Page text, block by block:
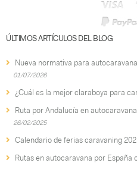
ÚLTIMOS ARTÍCULOS DEL BLOG
Nueva normativa para
01/07/2026
¿Cuál es la mejor claraboya para
Ruta por Andalucía en
26/02/2025
Calendario de ferias caravaning
Rutas en autocaravana por España